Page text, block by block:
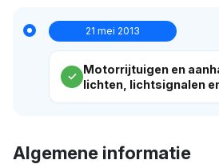
21 mei 2013
Motorrijtuigen en
lichten, lichtsignalen
Algemene informatie